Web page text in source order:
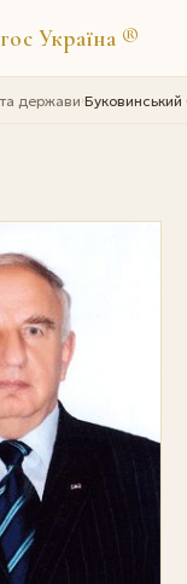
Україна ®
держави›Буковинський